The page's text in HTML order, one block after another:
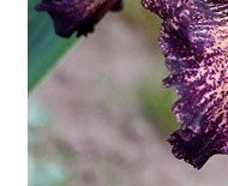
Регистрация